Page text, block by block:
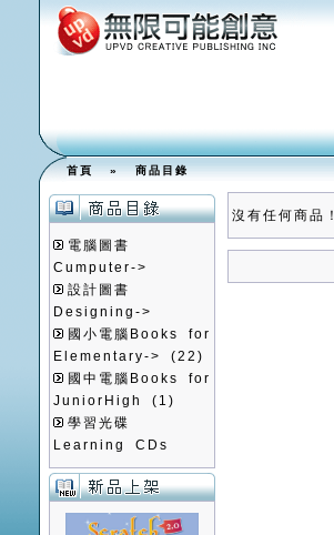
首頁»商品目錄
電腦圖書
Cumputer->
設計圖書
Designing->
國小電腦Books for
Elementary->
(22)
國中電腦Books for
JuniorHigh
(1)
學習光碟
Learning CDs
沒有任何商品！